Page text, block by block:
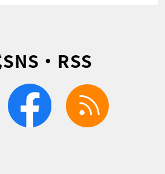
・RSS
twitter facebook